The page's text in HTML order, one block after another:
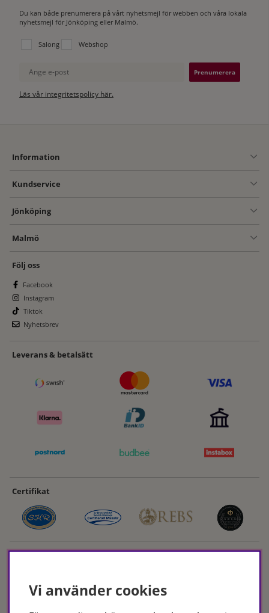
Du kan både prenumerera på vårt nyhetsmejl för webben och våra lokala
nyhetsmejl för Jönköping eller Malmö.
Välj vilken lista du vill prenumerera på:
Salong Webshop
Ange e-post
Läs vår integritetspolicy här.
Information
Kundservice
Jönköping
Malmö
Följ oss
Facebook
Instagram
Tiktok
Nyhetsbrev
Leverans & betalsätt
Certifikat
Vi använder cookies